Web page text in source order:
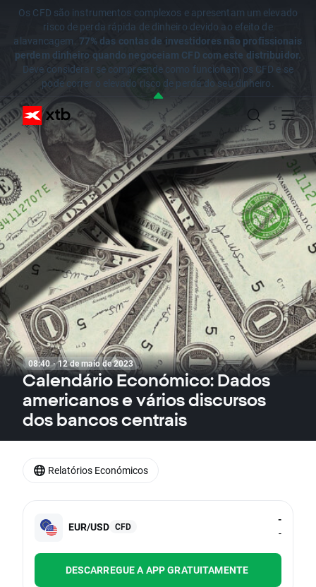
Os CFD são instrumentos complexos e apresentam um elevado
risco de perda rápida de dinheiro devido ao efeito de
alavancagem. 77% das contas de investidores não profissionais
perdem dinheiro quando negoceiam CFD com este distribuidor.
Deve considerar se compreende como funcionam os CFD e se
pode correr o elevado risco de perda do seu dinheiro.
08:40 · 12 de maio de 2023
Calendário Económico: Dados
americanos e vários discursos
dos bancos centrais
EUR/USD CFD
-
-
DESCARREGUE A APP GRATUITAMENTE
Relatórios Económicos